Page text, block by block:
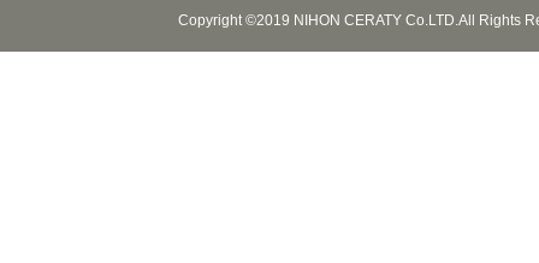
Copyright ©2019 NIHON CERATY Co.LTD.All Rights